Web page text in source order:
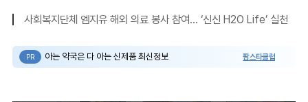
사회복지단체 엠지유 해외 의료 봉사 참여… ‘신신 H2O Life’ 실천
PR 아는 약국은 다 아는 신제품 최신정보 팜스타클럽